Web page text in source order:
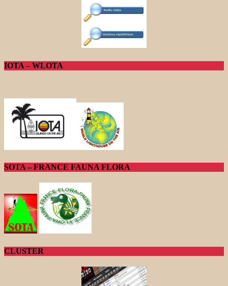
IOTA – WLOTA
SOTA – FRANCE FAUNA FLORA
CLUSTER